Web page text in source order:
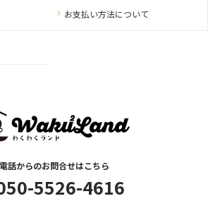
話からのお問合せはこちら
5526-4616
お支払い方法について